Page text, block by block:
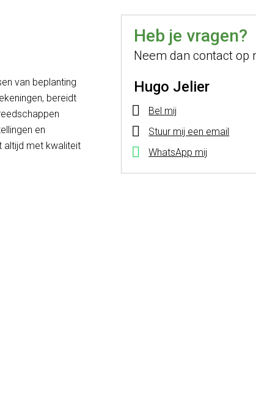
van beplanting
bereidt
en
altijd met kwaliteit
Heb je vragen?
Neem dan contact op
Hugo Jelier
Bel mij
Stuur mij een email
WhatsApp mij